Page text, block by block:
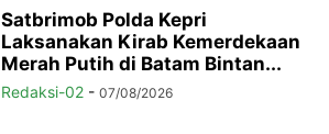
Satbrimob Polda Kepri
Laksanakan Kirab Kemerdekaan
Merah Putih di Batam Bintan...
Redaksi-02 - 07/08/2026